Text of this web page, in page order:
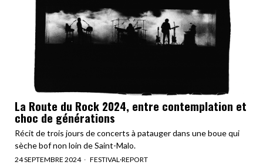
La Route du Rock 2024, entre contemplation et
choc de générations
Récit de trois jours de concerts à patauger dans une boue qui
sèche bof non loin de Saint-Malo.
24 SEPTEMBRE 2024 FESTIVAL·REPORT